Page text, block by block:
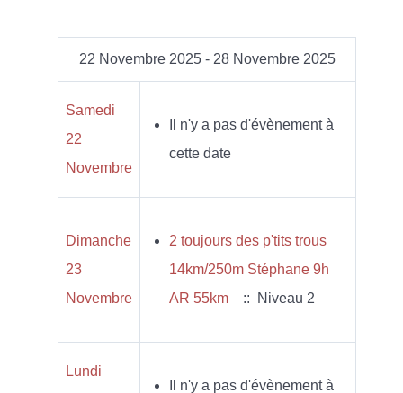
22 Novembre 2025 - 28 Novembre 2025
Samedi
22
Novembre
Il n'y a pas d'évènement à
cette date
Dimanche
23
Novembre
2 toujours des p'tits trous
14km/250m Stéphane 9h
AR 55km
:: Niveau 2
Lundi
Il n'y a pas d'évènement à